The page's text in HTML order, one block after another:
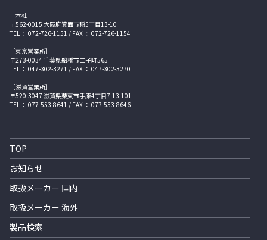
［本社］
〒562-0015 大阪府箕面市稲5丁目13-10
TEL ： 072-726-1151 / FAX ： 072-726-1154
［東京営業所］
〒273-0034 千葉県船橋市二子町565
TEL ： 047-302-3271 / FAX ： 047-302-3270
［滋賀営業所］
〒520-3047 滋賀県栗東市手原4丁目7-13-101
TEL ： 077-553-8641 / FAX ： 077-553-8646
TOP
お知らせ
取扱メーカー 国内
取扱メーカー 海外
製品検索